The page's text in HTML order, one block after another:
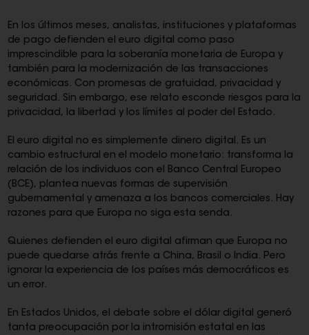
En los últimos meses, analistas, instituciones y plataformas
de pago defienden el euro digital como paso
imprescindible para la soberanía monetaria de Europa y
también para la modernización de las transacciones
económicas. Con promesas de gratuidad, privacidad y
seguridad. Sin embargo, ese relato esconde riesgos para la
privacidad, la libertad y los límites al poder del Estado.
El euro digital no es simplemente dinero digital. Es un
cambio estructural en el modelo monetario: transforma la
relación de los individuos con el Banco Central Europeo
(BCE), plantea nuevas formas de supervisión
gubernamental y amenaza a los bancos comerciales. Hay
razones para que Europa no siga esta senda.
Quienes defienden el euro digital afirman que Europa no
puede quedarse atrás frente a China, Brasil o India. Pero
ignorar la experiencia de los países más democráticos es
un error.
En Estados Unidos, el debate sobre el dólar digital generó
tanta preocupación por la intromisión estatal en las